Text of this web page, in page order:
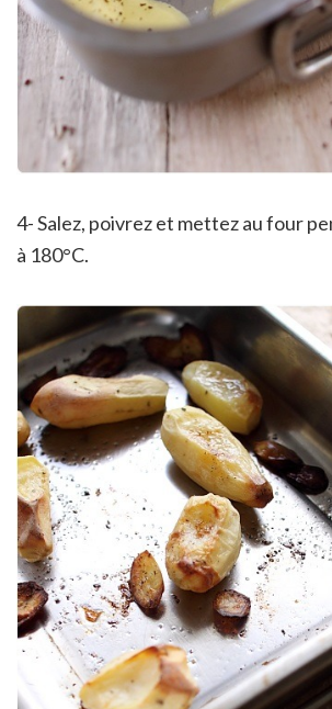
4- Salez, poivrez et mettez au four
à 180°C.